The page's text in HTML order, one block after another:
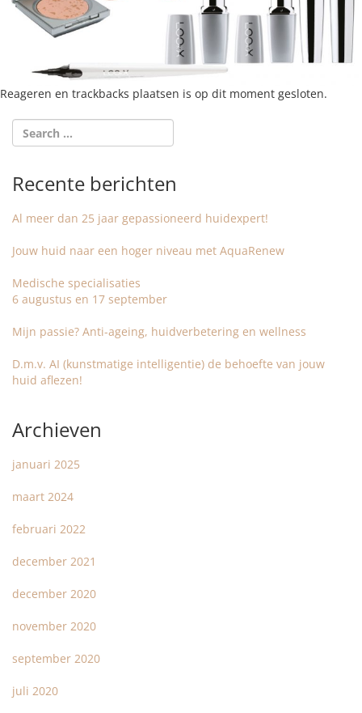
Reageren en trackbacks plaatsen is op dit moment gesloten.
Recente berichten
Al meer dan 25 jaar gepassioneerd huidexpert!
Jouw huid naar een hoger niveau met AquaRenew
Medische specialisaties
6 augustus en 17 september
Mijn passie? Anti-ageing, huidverbetering en wellness
D.m.v. AI (kunstmatige intelligentie) de behoefte van jouw
huid aflezen!
Archieven
januari 2025
maart 2024
februari 2022
december 2021
december 2020
november 2020
september 2020
juli 2020